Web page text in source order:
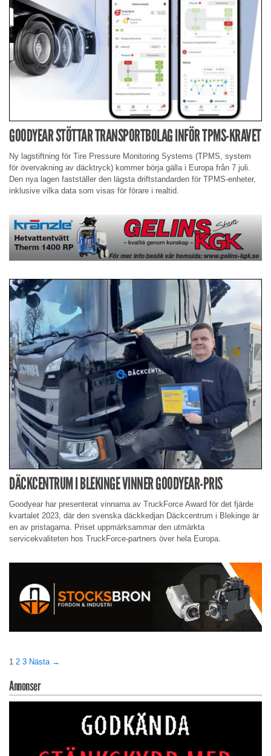
GOODYEAR STÖTTAR TRANSPORTBOLAG INFÖR TPMS-KRAVET
Ny lagstiftning för Tire Pressure Monitoring Systems (TPMS, system
för övervakning av däcktryck) kommer börja gälla i Europa från 7 juli.
Den nya lagen fastställer den lägsta driftstandarden för TPMS-enheter,
inklusive vilka data som visas för förare i realtid.
DÄCKCENTRUM I BLEKINGE VINNER GOODYEAR-PRIS
Goodyear har presenterat vinnarna av TruckForce Award för det fjärde
kvartalet 2023, där den svenska däckkedjan Däckcentrum i Blekinge är
en av pristagarna. Priset uppmärksammar den utmärkta
servicekvaliteten hos TruckForce-partners över hela Europa.
1 2 3 Nästa →
Annonser